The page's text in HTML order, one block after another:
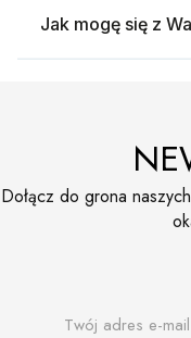
Jak mogę się z
Dołącz do grona
Twój adres e-mail